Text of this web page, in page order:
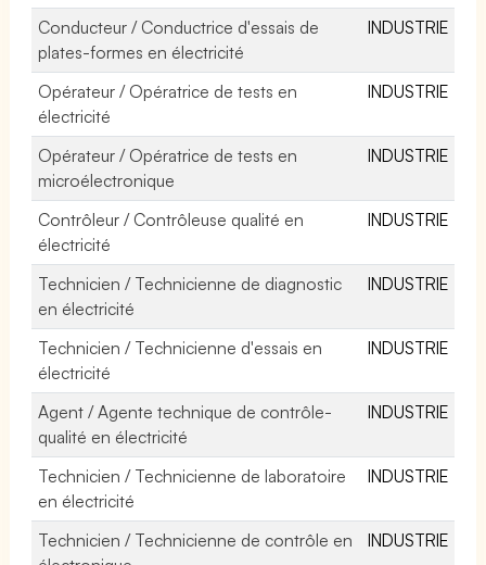
Conducteur / Conductrice d'essais de
plates-formes en électricité
INDUSTRIE
Opérateur / Opératrice de tests en
électricité
INDUSTRIE
Opérateur / Opératrice de tests en
microélectronique
INDUSTRIE
Contrôleur / Contrôleuse qualité en
électricité
INDUSTRIE
Technicien / Technicienne de diagnostic
en électricité
INDUSTRIE
Technicien / Technicienne d'essais en
électricité
INDUSTRIE
Agent / Agente technique de contrôle-
qualité en électricité
INDUSTRIE
Technicien / Technicienne de laboratoire
en électricité
INDUSTRIE
Technicien / Technicienne de contrôle en
INDUSTRIE